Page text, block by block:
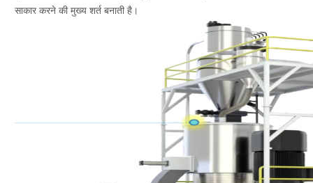
साकार करने की मुख्य शर्त बनाती है।